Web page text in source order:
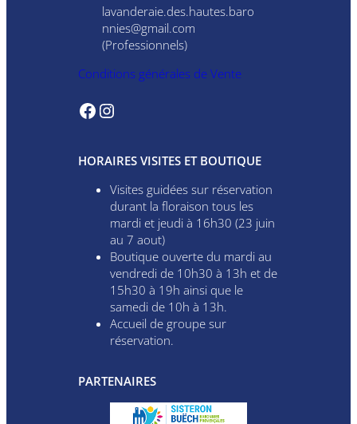
lavanderaie.des.hautes.baro
nnies@gmail.com
(Professionnels)
Conditions générales de Vente
Facebook
Instagram
HORAIRES VISITES ET BOUTIQUE
Visites guidées sur réservation
durant la floraison tous les
mardi et jeudi à 16h30 (23 juin
au 7 aout)
Boutique ouverte du mardi au
vendredi de 10h30 à 13h et de
15h30 à 19h ainsi que le
samedi de 10h à 13h.
Accueil de groupe sur
réservation.
PARTENAIRES